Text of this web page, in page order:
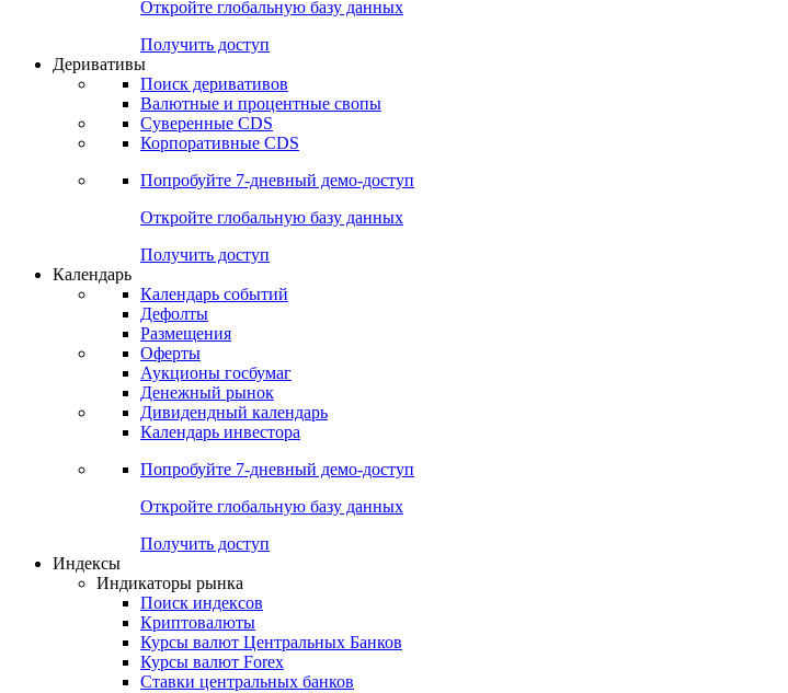
Откройте глобальную базу данных
Получить доступ
Деривативы
Поиск деривативов
Валютные и процентные свопы
Суверенные CDS
Корпоративные CDS
Попробуйте 7-дневный демо-доступ
Откройте глобальную базу данных
Получить доступ
Календарь
Календарь событий
Дефолты
Размещения
Оферты
Аукционы госбумаг
Денежный рынок
Дивидендный календарь
Календарь инвестора
Попробуйте 7-дневный демо-доступ
Откройте глобальную базу данных
Получить доступ
Индексы
Индикаторы рынка
Поиск индексов
Криптовалюты
Курсы валют Центральных Банков
Курсы валют Forex
Ставки центральных банков